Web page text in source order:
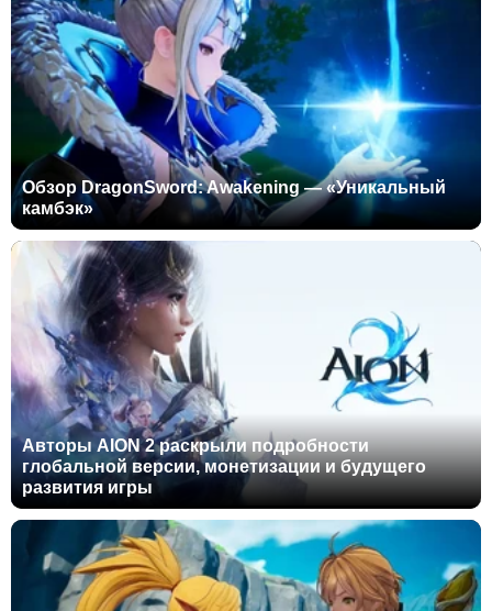
Обзор DragonSword: Awakening — «Уникальный
камбэк»
Авторы AION 2 раскрыли подробности
глобальной версии, монетизации и будущего
развития игры